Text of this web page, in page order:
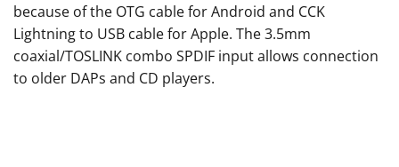
because of the OTG cable for Android and CCK
Lightning to USB cable for Apple. The 3.5mm
coaxial/TOSLINK combo SPDIF input allows connection
to older DAPs and CD players.